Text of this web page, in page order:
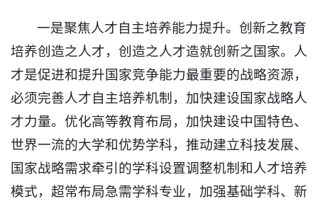
一是聚焦人才自主培养能力提升。创新之教育
培养创造之人才，创造之人才造就创新之国家。人
才是促进和提升国家竞争能力最重要的战略资源，
必须完善人才自主培养机制，加快建设国家战略人
才力量。优化高等教育布局，加快建设中国特色、
世界一流的大学和优势学科，推动建立科技发展、
国家战略需求牵引的学科设置调整机制和人才培养
模式，超常布局急需学科专业，加强基础学科、新